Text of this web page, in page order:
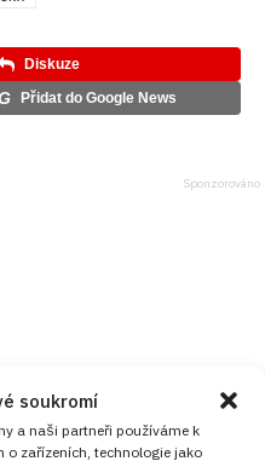
soukromí
a naši partneři používáme k
zařízeních, technologie jako
Diskuze
Přidat do Google News